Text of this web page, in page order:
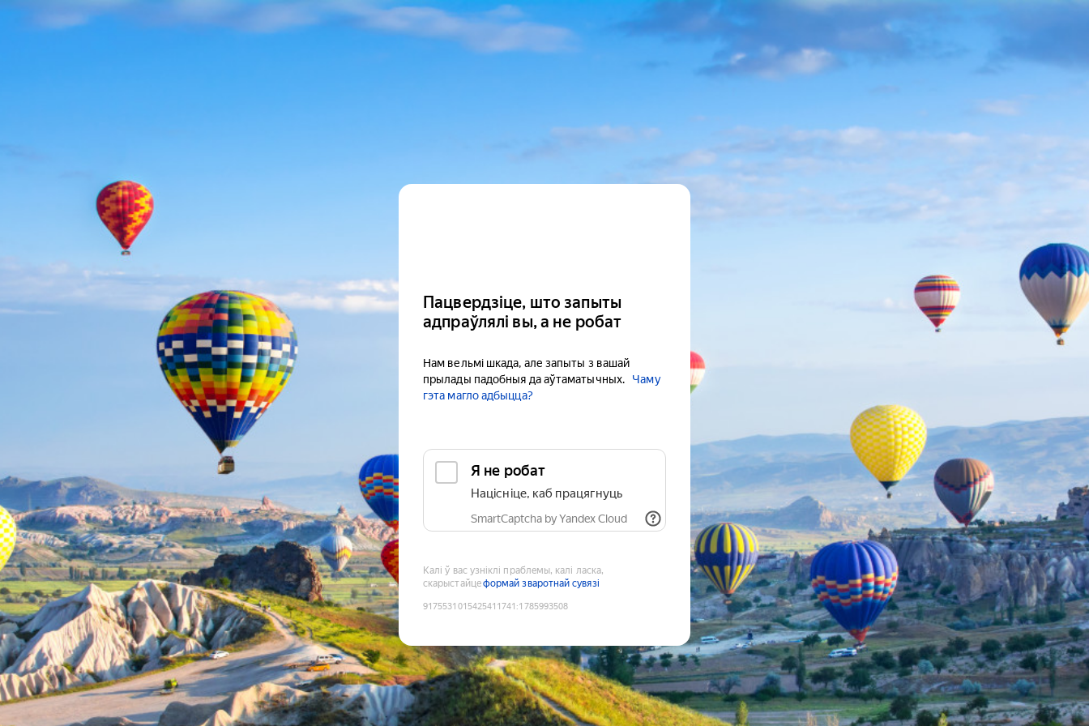
Пацвердзіце, што запыты
адпраўлялі вы, а не робат
Нам вельмі шкада, але запыты з вашай
прылады падобныя да аўтаматычных.
Чаму
гэта магло адбыцца?
Я не робат
Націсніце, каб працягнуць
SmartCaptcha by Yandex Cloud
Калі ў вас узніклі праблемы, калі ласка,
скарыстайцеформай зваротнай сувязі
9175531015425411741 :1785993508